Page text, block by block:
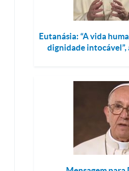
Eutanásia: “A vida
dignidade intocável”,